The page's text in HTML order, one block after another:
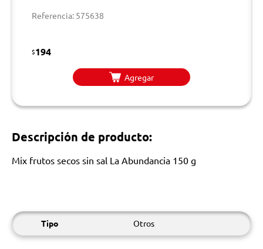
Referencia: 575638
$194
Agregar
Descripción de producto:
Mix frutos secos sin sal La Abundancia 150 g
Tipo Otros